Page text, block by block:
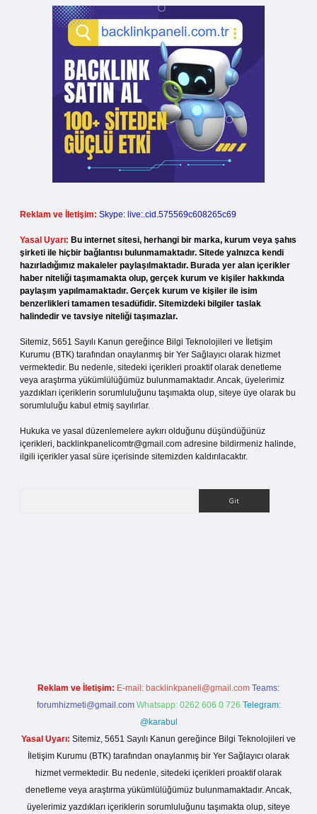
Reklam ve İletişim: Skype: live:.cid.575569c608265c69
Yasal Uyarı: Bu internet sitesi, herhangi bir marka, kurum veya şahıs
şirketi ile hiçbir bağlantısı bulunmamaktadır. Sitede yalnızca kendi
hazırladığımız makaleler paylaşılmaktadır. Burada yer alan içerikler
haber niteliği taşımamakta olup, gerçek kurum ve kişiler hakkında
paylaşım yapılmamaktadır. Gerçek kurum ve kişiler ile isim
benzerlikleri tamamen tesadüfidir. Sitemizdeki bilgiler taslak
halindedir ve tavsiye niteliği taşımazlar.
Sitemiz, 5651 Sayılı Kanun gereğince Bilgi Teknolojileri ve İletişim
Kurumu (BTK) tarafından onaylanmış bir Yer Sağlayıcı olarak hizmet
vermektedir. Bu nedenle, sitedeki içerikleri proaktif olarak denetleme
veya araştırma yükümlülüğümüz bulunmamaktadır. Ancak, üyelerimiz
yazdıkları içeriklerin sorumluluğunu taşımakta olup, siteye üye olarak bu
sorumluluğu kabul etmiş sayılırlar.
Hukuka ve yasal düzenlemelere aykırı olduğunu düşündüğünüz
içerikleri, backlinkpanelicomtr@gmail.com adresine bildirmeniz halinde,
ilgili içerikler yasal süre içerisinde sitemizden kaldırılacaktır.
Reklam ve İletişim: E-mail: backlinkpaneli@gmail.com Teams:
forumhizmeti@gmail.com Whatsapp: 0262 606 0 726 Telegram:
@karabul
Yasal Uyarı: Sitemiz, 5651 Sayılı Kanun gereğince Bilgi Teknolojileri ve
İletişim Kurumu (BTK) tarafından onaylanmış bir Yer Sağlayıcı olarak
hizmet vermektedir. Bu nedenle, sitedeki içerikleri proaktif olarak
denetleme veya araştırma yükümlülüğümüz bulunmamaktadır. Ancak,
üyelerimiz yazdıkları içeriklerin sorumluluğunu taşımakta olup, siteye